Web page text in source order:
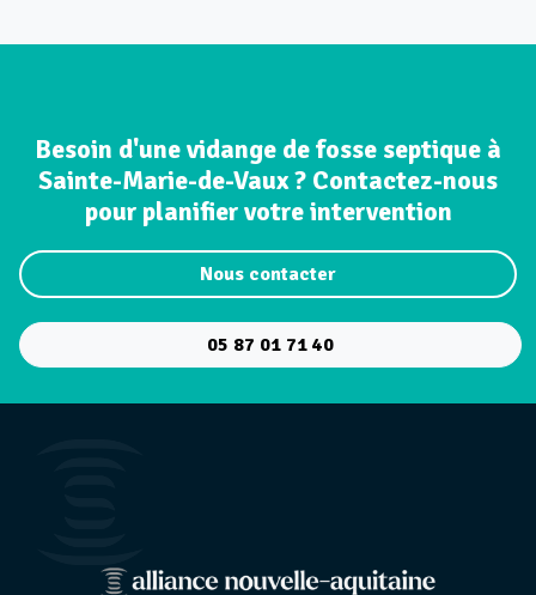
Besoin d'une vidange de fosse septique à
Sainte-Marie-de-Vaux ? Contactez-nous
pour planifier votre intervention
Nous contacter
05 87 01 71 40